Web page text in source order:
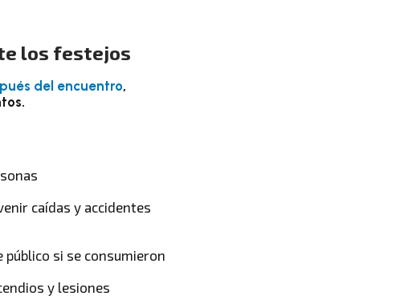
los festejos
del encuentro,
caídas y accidentes
si se consumieron
y lesiones